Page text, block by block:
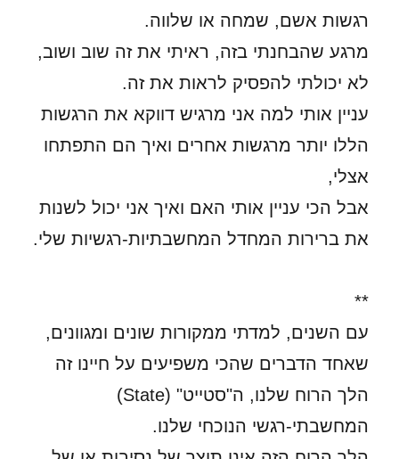
רגשות אשם, שמחה או שלווה.
מרגע שהבחנתי בזה, ראיתי את זה שוב ושוב,
לא יכולתי להפסיק לראות את זה.
עניין אותי למה אני מרגיש דווקא את הרגשות
הללו יותר מרגשות אחרים ואיך הם התפתחו
אצלי,
אבל הכי עניין אותי האם ואיך אני יכול לשנות
את ברירות המחדל המחשבתיות-רגשיות שלי.
**
עם השנים, למדתי ממקורות שונים ומגוונים,
שאחד הדברים שהכי משפיעים על חיינו זה
הלך הרוח שלנו, ה"סטייט" (State)
המחשבתי-רגשי הנוכחי שלנו.